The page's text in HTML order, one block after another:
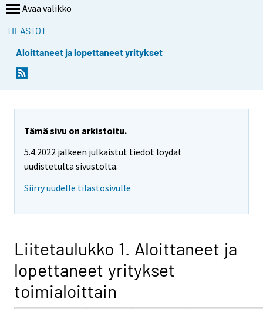
Avaa valikko
TILASTOT
Aloittaneet ja lopettaneet yritykset
Tämä sivu on arkistoitu.
5.4.2022 jälkeen julkaistut tiedot löydät
uudistetulta sivustolta.
Siirry uudelle tilastosivulle
Liitetaulukko 1. Aloittaneet ja
lopettaneet yritykset
toimialoittain